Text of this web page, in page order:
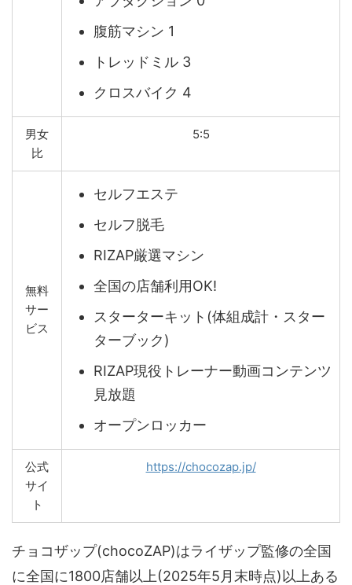
腹筋マシン 1
トレッドミル 3
クロスバイク 4
男女
比
5:5
無料
サー
ビス
セルフエステ
セルフ脱毛
RIZAP厳選マシン
全国の店舗利用OK!
スターターキット(体組成計・スター
ターブック)
RIZAP現役トレーナー動画コンテンツ
見放題
オープンロッカー
公式
サイ
ト
https://chocozap.jp/
チョコザップ(chocoZAP)はライザップ監修の全国
に全国に1800店舗以上(2025年5月末時点)以上ある